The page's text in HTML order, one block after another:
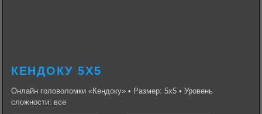
КЕНДОКУ 5Х5
Онлайн головоломки «Кендоку» • Размер: 5х5 • Уровень
сложности: все